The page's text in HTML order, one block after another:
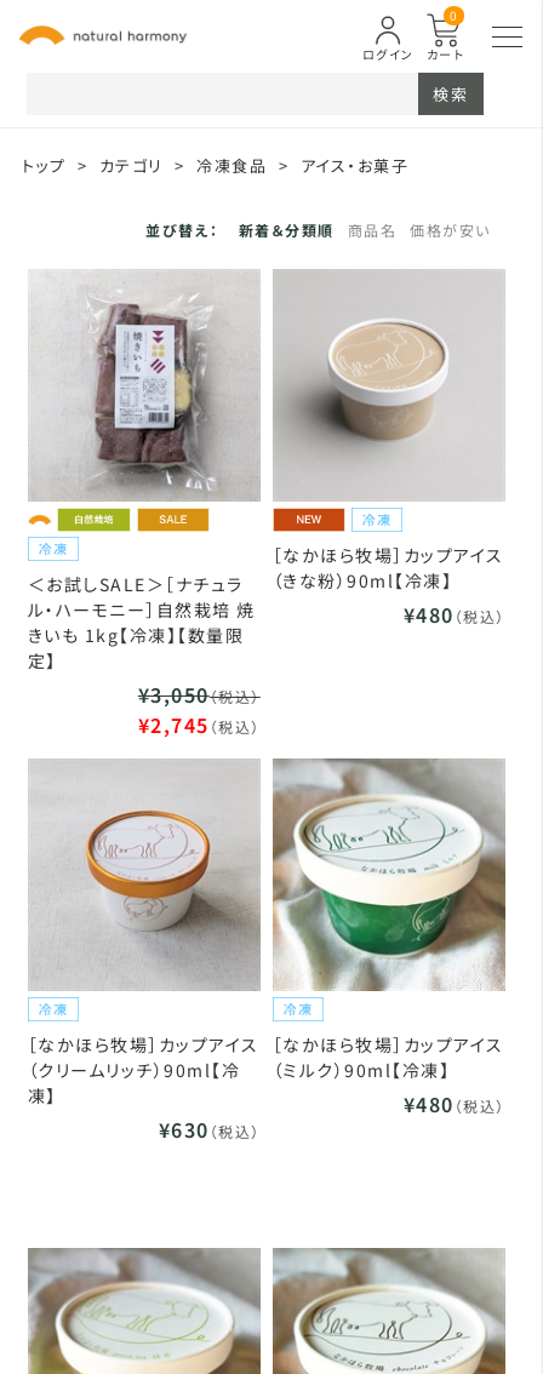
カート
0
ログイン
検索
トップ > カテゴリ > 冷凍食品 > アイス・お菓子
並び替え： 新着＆分類順 商品名 価格が安い
＜お試しSALE＞［ナチュラ
ル・ハーモニー］自然栽培 焼
きいも 1kg【冷凍】【数量限
定】
¥3,050（税込）
¥2,745 （税込）
［なかほら牧場］カップアイス
（きな粉）90ml【冷凍】
¥480 （税込）
［なかほら牧場］カップアイス
（クリームリッチ）90ml【冷
凍】
¥630 （税込）
［なかほら牧場］カップアイス
（ミルク）90ml【冷凍】
¥480 （税込）